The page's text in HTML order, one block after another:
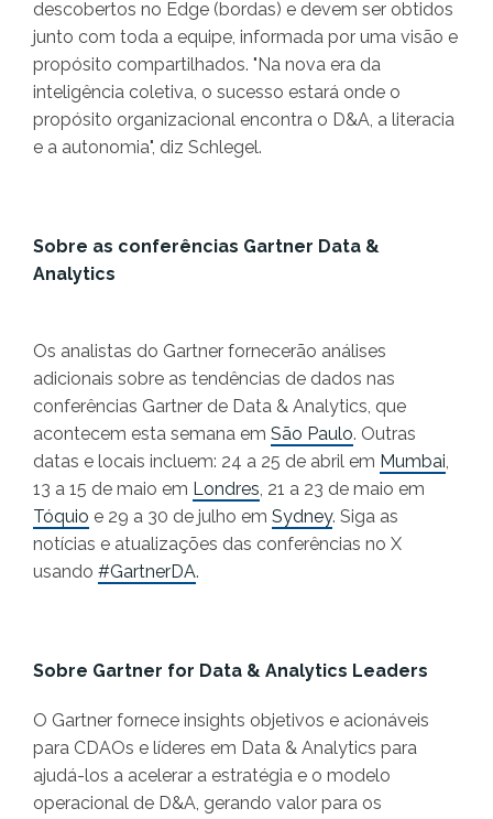
descobertos no Edge (bordas) e devem ser obtidos
junto com toda a equipe, informada por uma visão e
propósito compartilhados. "Na nova era da
inteligência coletiva, o sucesso estará onde o
propósito organizacional encontra o D&A, a literacia
e a autonomia", diz Schlegel.
Sobre as conferências Gartner Data &
Analytics
Os analistas do Gartner fornecerão análises
adicionais sobre as tendências de dados nas
conferências Gartner de Data & Analytics, que
acontecem esta semana em São Paulo. Outras
datas e locais incluem: 24 a 25 de abril em Mumbai,
13 a 15 de maio em Londres, 21 a 23 de maio em
Tóquio e 29 a 30 de julho em Sydney. Siga as
notícias e atualizações das conferências no X
usando #GartnerDA.
Sobre Gartner for Data & Analytics Leaders
O Gartner fornece insights objetivos e acionáveis
para CDAOs e líderes em Data & Analytics para
ajudá-los a acelerar a estratégia e o modelo
operacional de D&A, gerando valor para os